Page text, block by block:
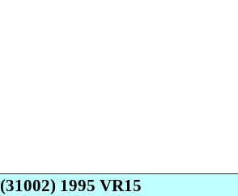
(31002) 1995 VR15